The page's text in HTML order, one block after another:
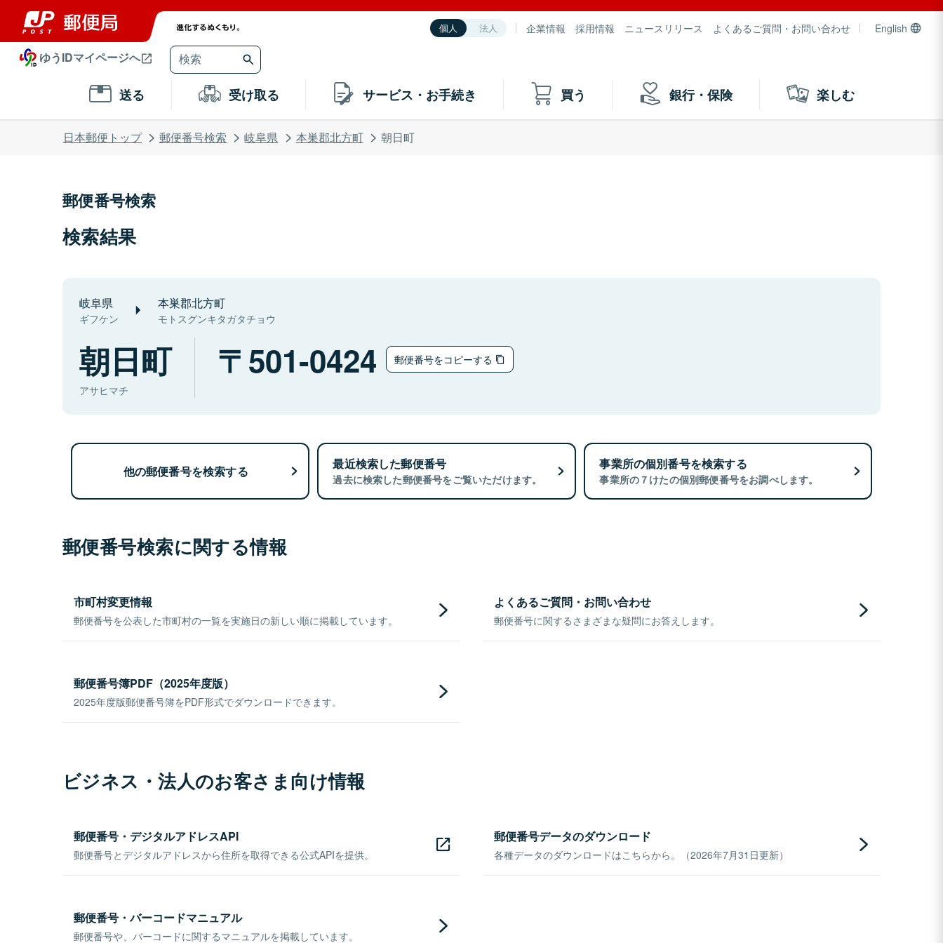
個人 法人 企業情報 採用情報 ニュースリリース よくあるご質問・お問い合わせ English
ゆうIDマイページへ
送る 受け取る サービス・お手続き 買う 銀行・保険 楽しむ
日本郵便トップ 郵便番号検索 岐阜県 本巣郡北方町 朝日町
郵便番号検索
検索結果
岐阜県
ギフケン
本巣郡北方町
モトスグンキタガタチョウ
朝日町
アサヒマチ
501-0424 郵便番号をコピーする
他の郵便番号を検索する 最近検索した郵便番号
過去に検索した郵便番号をご覧いただけます。
事業所の個別番号を検索する
事業所の７けたの個別郵便番号をお調べします。
郵便番号検索に関する情報
市町村変更情報
郵便番号を公表した市町村の一覧を実施日の新しい順に掲載しています。
よくあるご質問・お問い合わせ
郵便番号に関するさまざまな疑問にお答えします。
郵便番号簿PDF（2025年度版）
2025年度版郵便番号簿をPDF形式でダウンロードできます。
ビジネス・法人のお客さま向け情報
郵便番号・デジタルアドレスAPI
郵便番号とデジタルアドレスから住所を取得できる公式APIを提供。
郵便番号データのダウンロード
各種データのダウンロードはこちらから。（2026年7月31日更新）
郵便番号・バーコードマニュアル
郵便番号や、バーコードに関するマニュアルを掲載しています。